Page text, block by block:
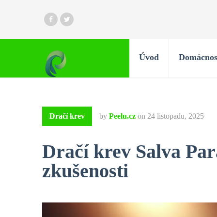
Úvod
Dračí krev by Peelu.cz on 24 listopadu, 2025
Dračí krev Salva
zkušenosti